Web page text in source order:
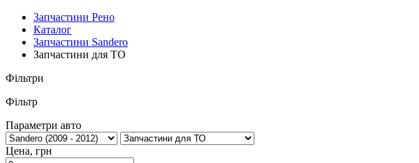
Запчастини Рено
Каталог
Запчастини Sandero
Запчастини для ТО
Фільтри
Фільтр
Параметри авто
Цена, грн